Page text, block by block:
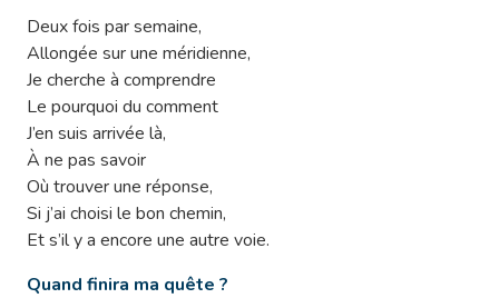
Deux fois par semaine,
Allongée sur une méridienne,
Je cherche à comprendre
Le pourquoi du comment
J’en suis arrivée là,
À ne pas savoir
Où trouver une réponse,
Si j’ai choisi le bon chemin,
Et s’il y a encore une autre voie.
Quand finira ma quête ?